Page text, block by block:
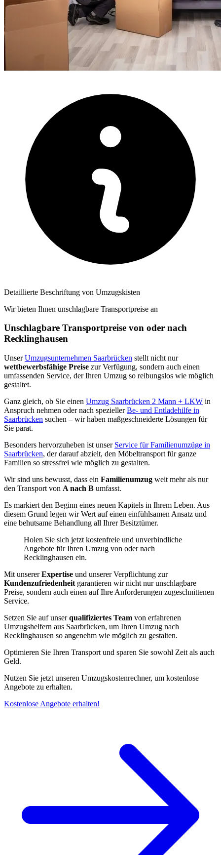
Detaillierte Beschriftung von Umzugskisten
Wir bieten Ihnen unschlagbare Transportpreise an
Unschlagbare Transportpreise von oder nach
Recklinghausen
UnserUmzugsunternehmen Saarbrücken stellt nicht nur
wettbewerbsfähige Preise zur Verfügung, sondern auch einen
umfassenden Service, der Ihren Umzug so reibungslos wie möglich
gestaltet.
Ganz gleich, ob Sie einen Umzug Saarbrücken 2 Mann + LKW in
Anspruch nehmen oder nach speziellerBe- und Entladehilfe in
Saarbrücken suchen – wir haben maßgeschneiderte Lösungen für
Sie parat.
Besonders hervorzuheben ist unser Service für Familienumzüge in
Saarbrücken, der darauf abzielt, den Möbeltransport für ganze
Familien so stressfrei wie möglich zu gestalten.
Wir sind uns bewusst, dass ein Familienumzug weit mehr als nur
den Transport von A nach B umfasst.
Es markiert den Beginn eines neuen Kapitels in Ihrem Leben. Aus
diesem Grund legen wir Wert auf einen einfühlsamen Ansatz und
eine behutsame Behandlung all Ihrer Besitztümer.
Holen Sie sich jetzt kostenfreie und unverbindliche
Angebote für Ihren Umzug von oder nach
Recklinghausen ein.
Mit unsererExpertise und unserer Verpflichtung zur
Kundenzufriedenheit garantieren wir nicht nur unschlagbare
Preise, sondern auch einen auf Ihre Anforderungen zugeschnittenen
Service.
Setzen Sie auf unserqualifiziertes Team von erfahrenen
Umzugshelfern aus Saarbrücken, um Ihren Umzug nach
Recklinghausen so angenehm wie möglich zu gestalten.
Optimieren Sie Ihren Transport und sparen Sie sowohl Zeit als auch
Geld.
Nutzen Sie jetzt unseren Umzugskostenrechner, um kostenlose
Angebote zu erhalten.
Kostenlose Angebote erhalten!